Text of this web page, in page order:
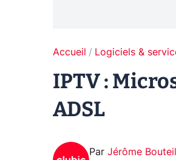
Accueil Logiciels &
IPTV :
ADSL
Par Jérôme